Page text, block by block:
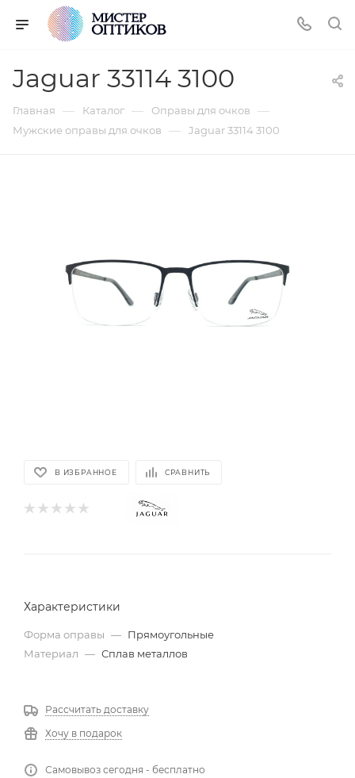
Jaguar 33114 3100
Главная — Каталог — Оправы для очков —
Мужские оправы для очков — Jaguar 33114 3100
В ИЗБРАННОЕ СРАВНИТЬ
Характеристики
Форма оправы — Прямоугольные
Материал — Сплав металлов
Рассчитать доставку
Хочу в подарок
Самовывоз сегодня - бесплатно